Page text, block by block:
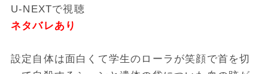
U-NEXTで視聴
ネタバレあり
設定自体は面白くて学生のローラが笑顔で首を切